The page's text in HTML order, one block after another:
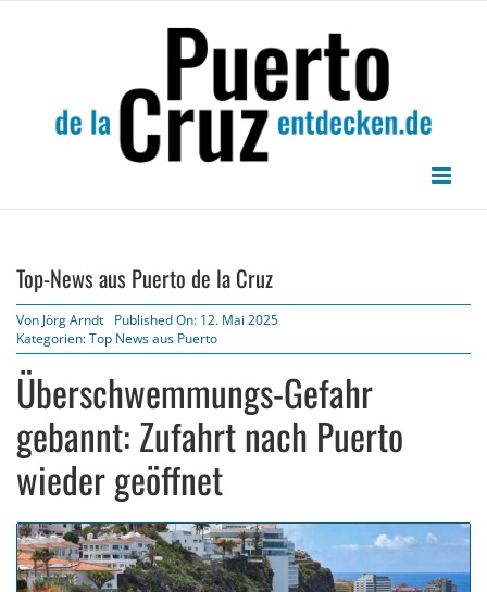
Top-News aus Puerto de la Cruz
Von Jörg Arndt
Published On: 12. Mai 2025
Kategorien:Top News aus Puerto
Überschwemmungs-Gefahr
gebannt: Zufahrt nach Puerto
wieder geöffnet